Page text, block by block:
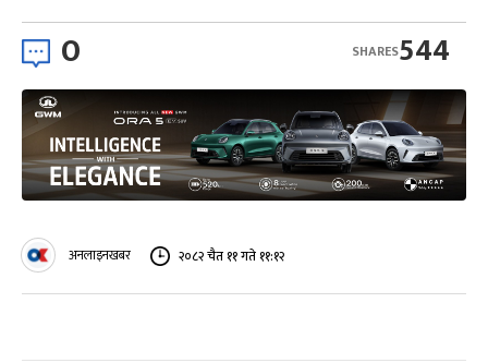
0 544
SHARES
अनलाइनखबर २०८२ चैत ११ गते ११:१२